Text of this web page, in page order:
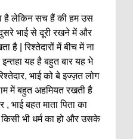
है लेकिन सच हैं की हम उस
भाई से दूरी रखने में और
है | रिश्तेदारों में बीच में ना
यह है बहुत बार यह भे
भाई को बे इज्ज़त लोग
में बहुत अहमियत रखती है
भाई बहत माता पिता का
किसी भी धर्म का हो और उसके